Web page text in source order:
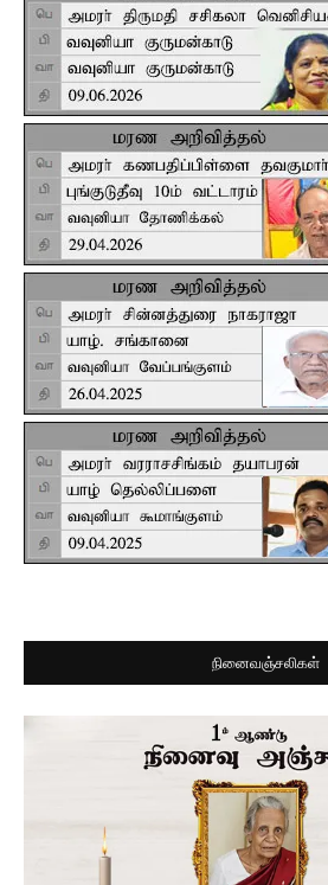
நினைவஞ்சலிகள்